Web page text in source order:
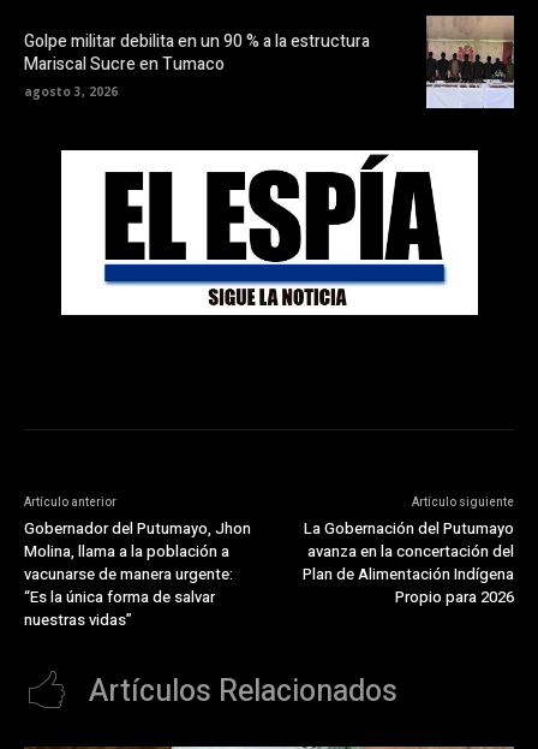
Golpe militar debilita en un 90 % a la estructura
Mariscal Sucre en Tumaco
agosto 3, 2026
Artículo anterior
Gobernador del Putumayo, Jhon
Molina, llama a la población a
vacunarse de manera urgente:
“Es la única forma de salvar
nuestras vidas”
Artículo siguiente
La Gobernación del Putumayo
avanza en la concertación del
Plan de Alimentación Indígena
Propio para 2026
Artículos Relacionados